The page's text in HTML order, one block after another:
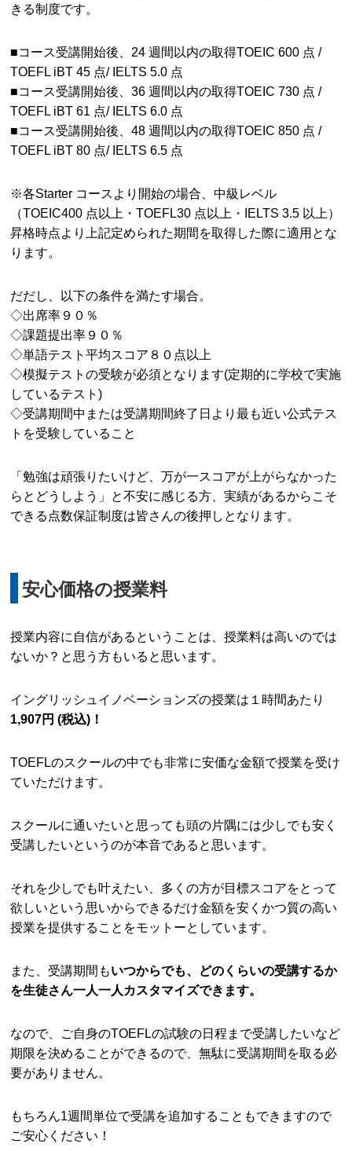
きる制度です。
■コース受講開始後、24 週間以内の取得TOEIC 600 点 /
TOEFL iBT 45 点/ IELTS 5.0 点
■コース受講開始後、36 週間以内の取得TOEIC 730 点 /
TOEFL iBT 61 点/ IELTS 6.0 点
■コース受講開始後、48 週間以内の取得TOEIC 850 点 /
TOEFL iBT 80 点/ IELTS 6.5 点
※各Starter コースより開始の場合、中級レベル
（TOEIC400 点以上・TOEFL30 点以上・IELTS 3.5 以上）
昇格時点より上記定められた期間を取得した際に適用とな
ります。
だだし、以下の条件を満たす場合。
◇出席率９０％
◇課題提出率９０％
◇単語テスト平均スコア８０点以上
◇模擬テストの受験が必須となります(定期的に学校で実施
しているテスト)
◇受講期間中または受講期間終了日より最も近い公式テス
トを受験していること
「勉強は頑張りたいけど、万が一スコアが上がらなかった
らとどうしよう」と不安に感じる方、実績があるからこそ
できる点数保証制度は皆さんの後押しとなります。
安心価格の授業料
授業内容に自信があるということは、授業料は高いのでは
ないか？と思う方もいると思います。
イングリッシュイノベーションズの授業は１時間あたり
1,907円 (税込)！
TOEFLのスクールの中でも非常に安価な金額で授業を受け
ていただけます。
スクールに通いたいと思っても頭の片隅には少しでも安く
受講したいというのが本音であると思います。
それを少しでも叶えたい、多くの方が目標スコアをとって
欲しいという思いからできるだけ金額を安くかつ質の高い
授業を提供することをモットーとしています。
また、受講期間もいつからでも、どのくらいの受講するか
を生徒さん一人一人カスタマイズできます。
なので、ご自身のTOEFLの試験の日程まで受講したいなど
期限を決めることができるので、無駄に受講期間を取る必
要がありません。
もちろん1週間単位で受講を追加することもできますので
ご安心ください！